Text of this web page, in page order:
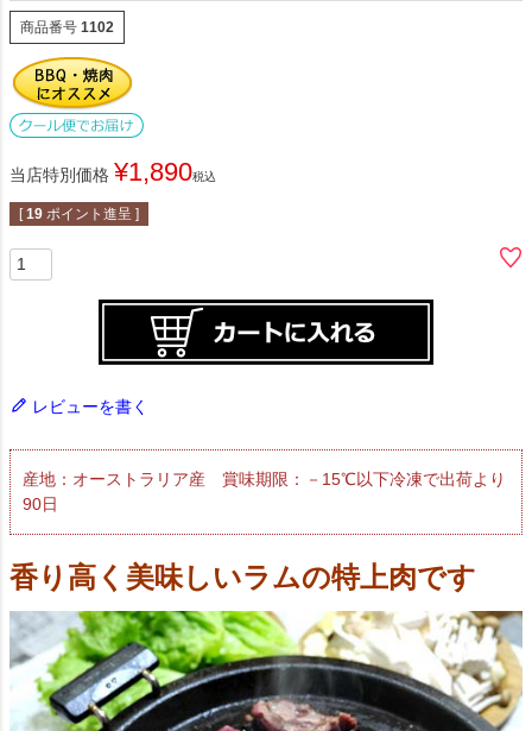
商品番号 1102
当店特別価格 ¥1,890税込
[ 19 ポイント進呈 ]
レビューを書く
産地：オーストラリア産 賞味期限：－15℃以下冷凍で出荷より
90日
香り高く美味しいラムの特上肉です